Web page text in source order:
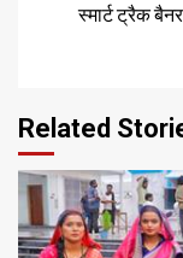
स्मार्ट ट्रैक
Related